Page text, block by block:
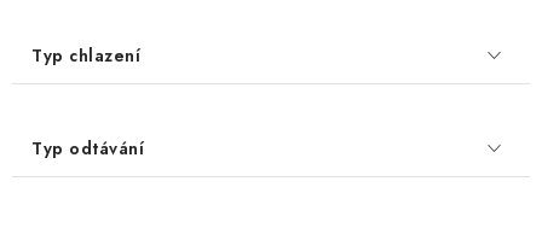
Typ chlazení
Typ odtávání